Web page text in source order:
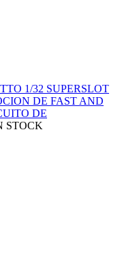
1/32 SUPERSLOT
DE FAST AND
DE
STOCK